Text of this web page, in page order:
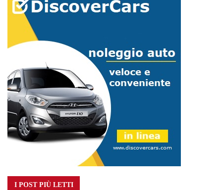
I POST PIÙ LETTI